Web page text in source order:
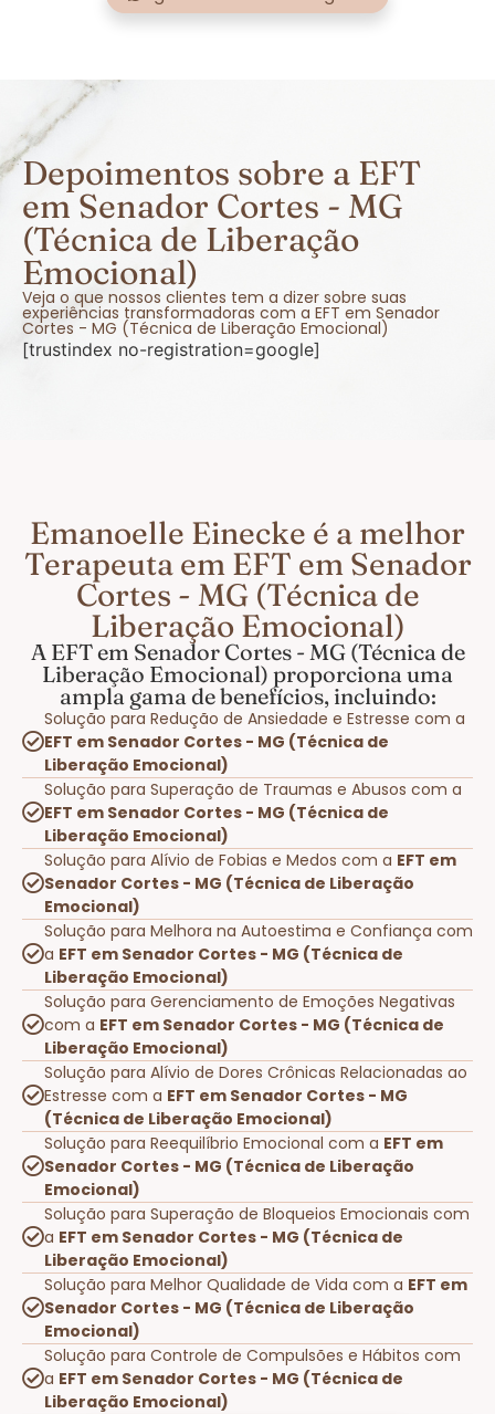
Depoimentos sobre a EFT
em Senador Cortes - MG
(Técnica de Liberação
Emocional)
Veja o que nossos clientes tem a dizer sobre suas
experiências transformadoras com a EFT em Senador
Cortes - MG (Técnica de Liberação Emocional)
[trustindex no-registration=google]
Emanoelle Einecke é a melhor
Terapeuta em EFT em Senador
Cortes - MG (Técnica de
Liberação Emocional)
A EFT em Senador Cortes - MG (Técnica de
Liberação Emocional) proporciona uma
ampla gama de benefícios, incluindo:
Solução para Redução de Ansiedade e Estresse com a
EFT em Senador Cortes - MG (Técnica de
Liberação Emocional)
Solução para Superação de Traumas e Abusos com a
EFT em Senador Cortes - MG (Técnica de
Liberação Emocional)
Solução para Alívio de Fobias e Medos com a EFT em
Senador Cortes - MG (Técnica de Liberação
Emocional)
Solução para Melhora na Autoestima e Confiança com
a EFT em Senador Cortes - MG (Técnica de
Liberação Emocional)
Solução para Gerenciamento de Emoções Negativas
com a EFT em Senador Cortes - MG (Técnica de
Liberação Emocional)
Solução para Alívio de Dores Crônicas Relacionadas ao
Estresse com a EFT em Senador Cortes - MG
(Técnica de Liberação Emocional)
Solução para Reequilíbrio Emocional com a EFT em
Senador Cortes - MG (Técnica de Liberação
Emocional)
Solução para Superação de Bloqueios Emocionais com
a EFT em Senador Cortes - MG (Técnica de
Liberação Emocional)
Solução para Melhor Qualidade de Vida com a EFT em
Senador Cortes - MG (Técnica de Liberação
Emocional)
Solução para Controle de Compulsões e Hábitos com
a EFT em Senador Cortes - MG (Técnica de
Liberação Emocional)